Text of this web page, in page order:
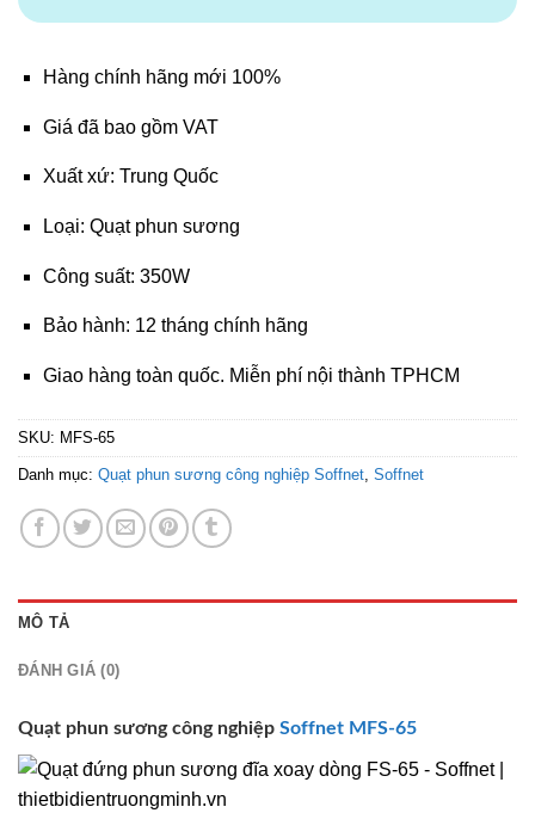
Hàng chính hãng mới 100%
Giá đã bao gồm VAT
Xuất xứ: Trung Quốc
Loại: Quạt phun sương
Công suất: 350W
Bảo hành: 12 tháng chính hãng
Giao hàng toàn quốc. Miễn phí nội thành TPHCM
SKU: MFS-65
Danh mục: Quạt phun sương công nghiệp Soffnet, Soffnet
MÔ TẢ
ĐÁNH GIÁ (0)
Quạt phun sương công nghiệp Soffnet MFS-65